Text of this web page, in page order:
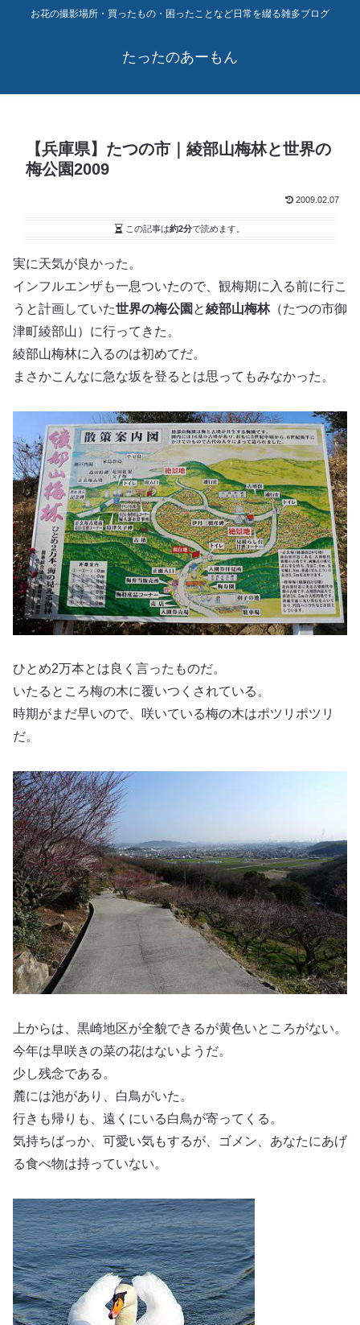
お花の撮影場所・買ったもの・困ったことなど日常を綴る雑多ブログ
たったのあーもん
【兵庫県】たつの市｜綾部山梅林と世界の
梅公園2009
2009.02.07
この記事は約2分で読めます。
実に天気が良かった。
インフルエンザも一息ついたので、観梅期に入る前に行こ
うと計画していた世界の梅公園 と綾部山梅林（たつの市御
津町綾部山）に行ってきた。
綾部山梅林に入るのは初めてだ。
まさかこんなに急な坂を登るとは思ってもみなかった。
ひとめ2万本とは良く言ったものだ。
いたるところ梅の木に覆いつくされている。
時期がまだ早いので、咲いている梅の木はポツリポツリ
だ。
上からは、黒崎地区が全貌できるが黄色いところがない。
今年は早咲きの菜の花はないようだ。
少し残念である。
麓には池があり、白鳥がいた。
行きも帰りも、遠くにいる白鳥が寄ってくる。
気持ちばっか、可愛い気もするが、ゴメン、あなたにあげ
る食べ物は持っていない。